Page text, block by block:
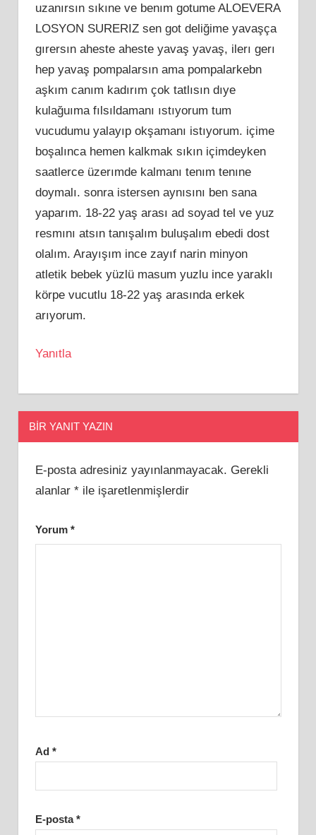
uzanırsın sıkıne ve benım gotume ALOEVERA
LOSYON SURERIZ sen got deliğime yavaşça
gırersın aheste aheste yavaş yavaş, ilerı gerı
hep yavaş pompalarsın ama pompalarkebn
aşkım canım kadırım çok tatlısın dıye
kulağuıma fılsıldamanı ıstıyorum tum
vucudumu yalayıp okşamanı istıyorum. içime
boşalınca hemen kalkmak sıkın içimdeyken
saatlerce üzerımde kalmanı tenım tenıne
doymalı. sonra istersen aynısını ben sana
yaparım. 18-22 yaş arası ad soyad tel ve yuz
resmını atsın tanışalım buluşalım ebedi dost
olalım. Arayışım ince zayıf narin minyon
atletik bebek yüzlü masum yuzlu ince yaraklı
körpe vucutlu 18-22 yaş arasında erkek
arıyorum.
Yanıtla
BIR YANIT YAZIN
E-posta adresiniz yayınlanmayacak. Gerekli
alanlar *ile işaretlenmişlerdir
Yorum *
Ad *
E-posta*